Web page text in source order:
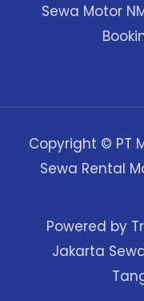
Sewa Motor
Copyright © PT
Sewa Rental
Powered by
Jakarta